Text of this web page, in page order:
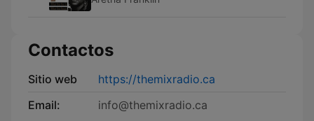
Contactos
Sitio web
https://themixradio.ca
Email:
info@themixradio.ca